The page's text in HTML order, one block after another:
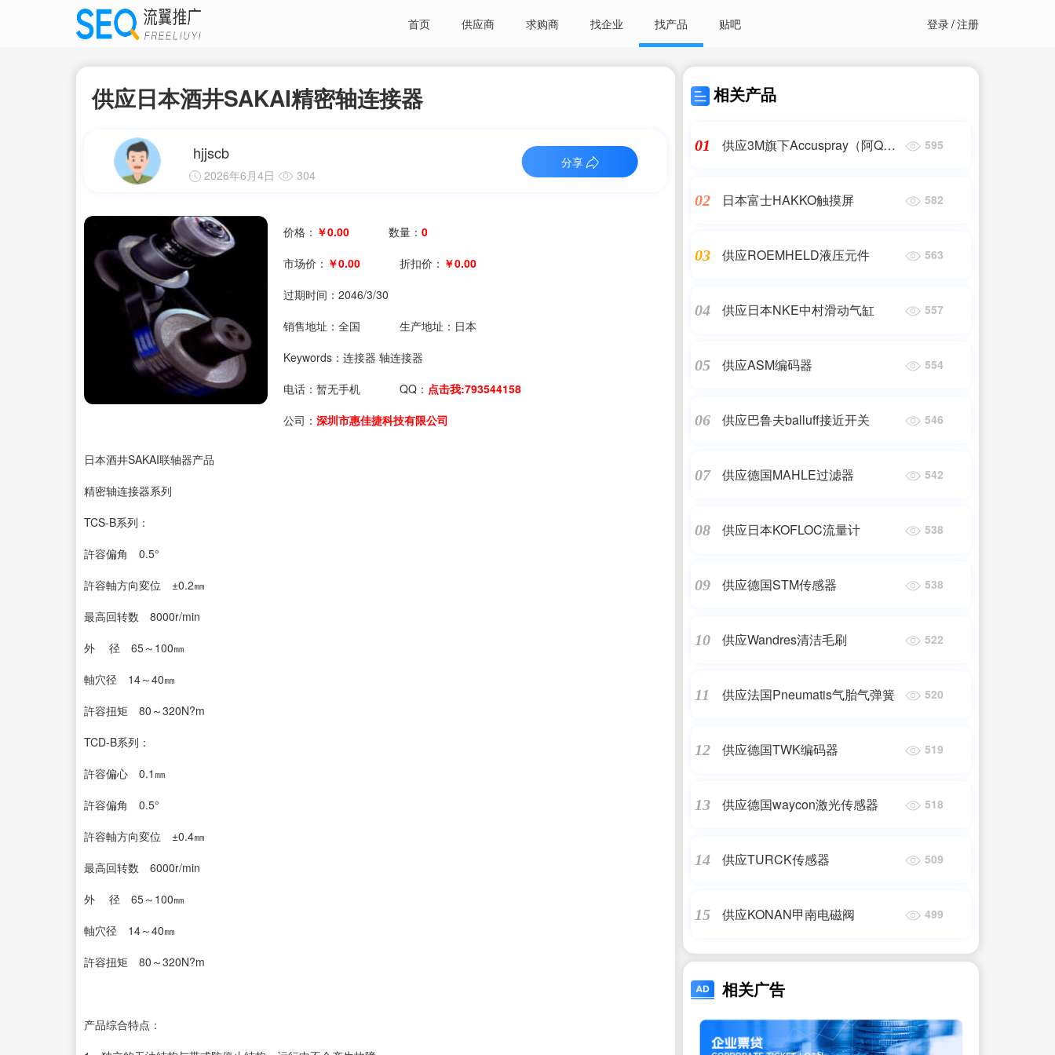
首页 供应商 求购商 找企业 找产品 贴吧 登录/注册
供应日本酒井SAKAI精密轴连接器
hjjscb
2026年6月4日 304
分享
价格： ￥0.00 数量：0
市场价： ￥0.00 折扣价： ￥0.00
过期时间：2046/3/30
销售地址：全国
生产地址：日本
Keywords：连接器 轴连接器
电话：暂无手机 QQ： 点击我:793544158
公司：深圳市惠佳捷科技有限公司
日本酒井SAKAI联轴器产品
精密轴连接器系列
TCS-B系列：
許容偏角 0.5°
許容軸方向変位 ±0.2㎜
最高回转数 8000r/min
外 径 65～100㎜
軸穴径 14～40㎜
許容扭矩 80～320N?m
TCD-B系列：
許容偏心 0.1㎜
許容偏角 0.5°
許容軸方向変位 ±0.4㎜
最高回转数 6000r/min
外 径 65～100㎜
軸穴径 14～40㎜
許容扭矩 80～320N?m
产品综合特点：
相关产品
01
供应3M旗下Accuspray（阿Q）
595
02 日本富士HAKKO触摸屏 582
03 供应ROEMHELD液压元件 563
04 供应日本NKE中村滑动气缸 557
05 供应ASM编码器 554
06 供应巴鲁夫balluff接近开关 546
07 供应德国MAHLE过滤器 542
08 供应日本KOFLOC流量计 538
09 供应德国STM传感器 538
10 供应Wandres清洁毛刷 522
11 供应法国Pneumatis气胎气弹簧 520
12 供应德国TWK编码器 519
13 供应德国waycon激光传感器 518
14 供应TURCK传感器 509
15 供应KONAN甲南电磁阀 499
相关广告